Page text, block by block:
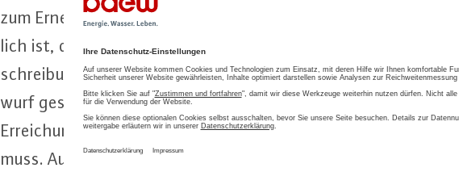
zum Er­neu­er­ba­re-En­er­gi­en-Ge­setz (EEG) ver­ab­schie­det
lich ist, dass die dringend er­for­der­li­che Anhebung der -
schrei­bun­gen für Er­neu­er­ba­re-En­er­gi­en-An­la­gen im EEG
wurf ge­stri­chen wurde. Das bremst den Ausbau der
Er­rei­chung der En­er­gie­wen­de- und Kli­ma­schutz­zie­le
muss. Auch dies sollte im par­la­men­ta­ri­schen Verfahren